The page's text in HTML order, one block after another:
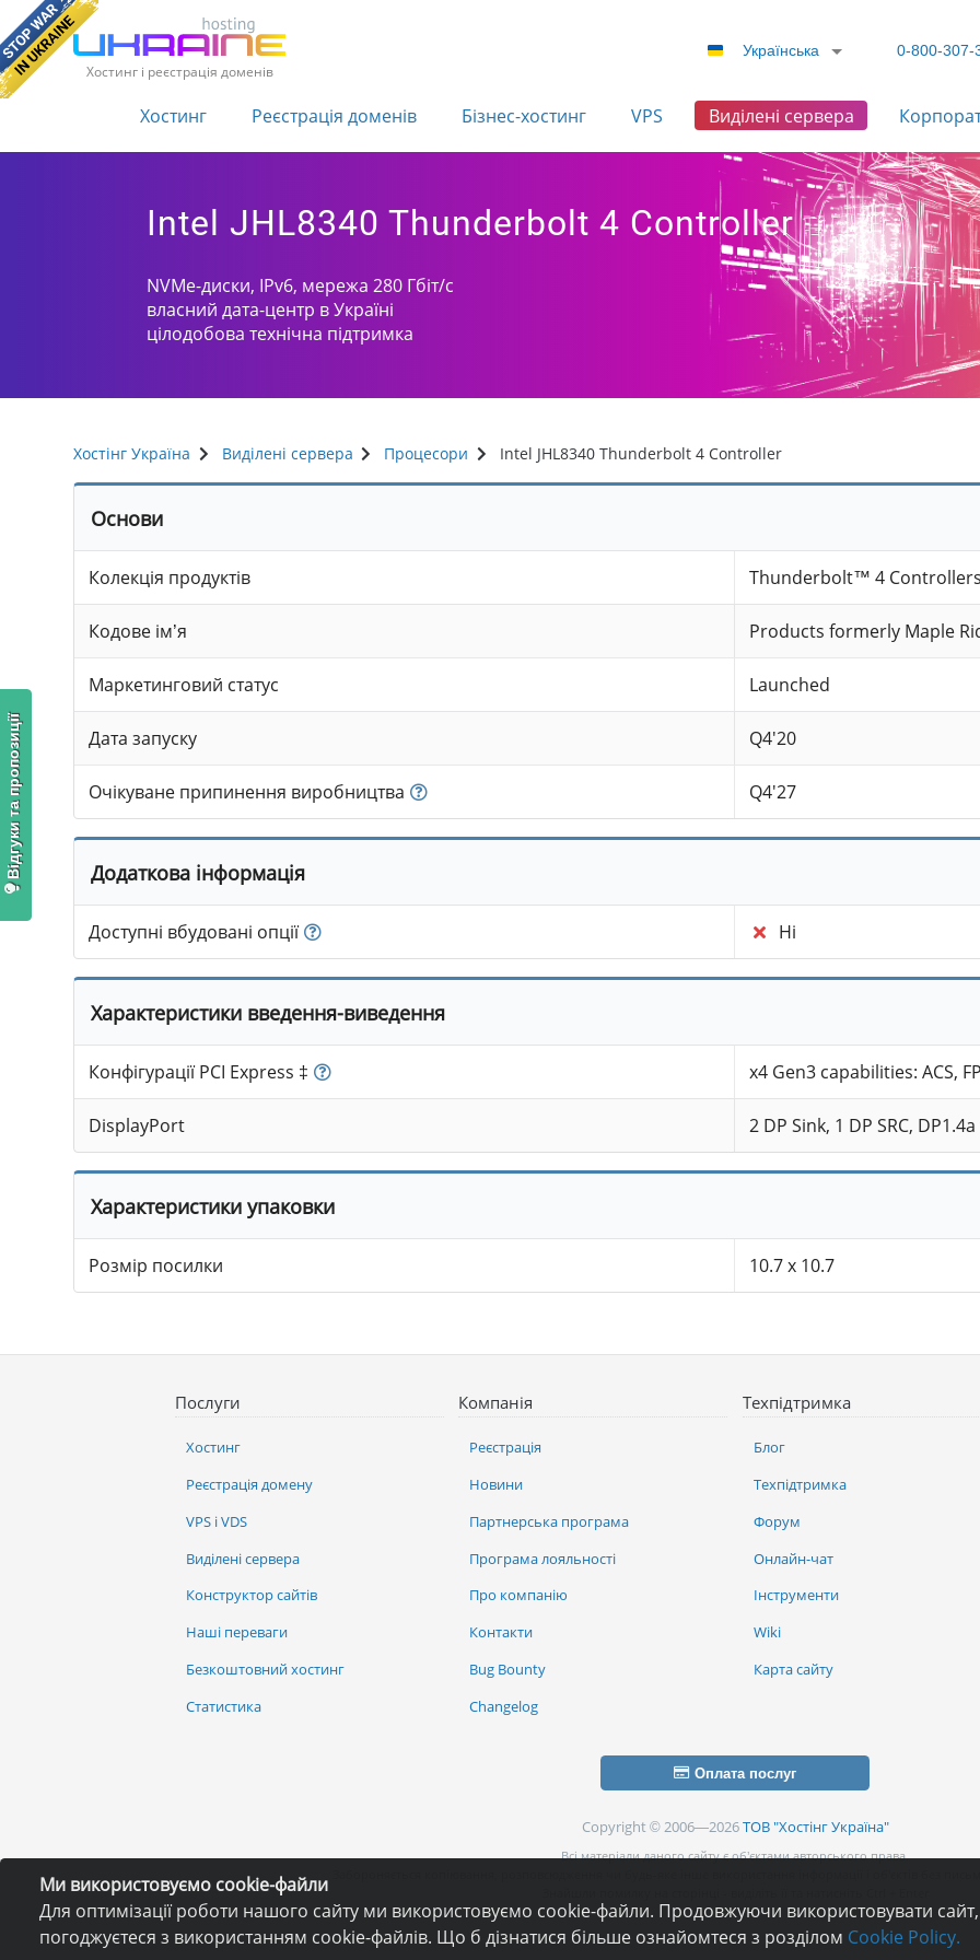
Ми використовуємо cookie-файли
Для оптимізації роботи нашого сайту ми використовуємо cookie-файли. Продовжуючи використовувати
погоджуєтеся з використанням cookie-файлів. Що б дізнатися більше ознайомтеся з розділом Cookie Policy.
Хостинг і реєстрація доменів
Українська 0-800-307-
Хостинг Реєстрація доменів Бізнес-хостинг VPS Виділені сервера
Intel JHL8340 Thunderbolt 4 Controller
NVMe-диски, IPv6, мережа 280 Гбіт/с
власний дата-центр в Україні
цілодобова технічна підтримка
Хостінг Україна Виділені сервера Процесори Intel JHL8340 Thunderbolt 4 Controller
Основи
Колекція продуктів Thunderbolt™ 4 Controllers
Кодове ім’я Products formerly Maple
Маркетинговий статус Launched
Дата запуску Q4'20
Очікуване припинення виробництва Q4'27
Додаткова інформація
Доступні вбудовані опції Ні
Характеристики введення-виведення
Конфігурації PCI Express ‡ x4 Gen3 capabilities: ACS,
DisplayPort 2 DP Sink, 1 DP SRC,
Характеристики упаковки
Розмір посилки 10.7 x 10.7
Послуги
Хостинг
Реєстрація домену
VPS і VDS
Виділені сервера
Конструктор сайтів
Наші переваги
Безкоштовний хостинг
Статистика
Компанія
Реєстрація
Новини
Партнерська програма
Програма лояльності
Про компанію
Контакти
Bug Bounty
Changelog
Техпідтримка
Блог
Техпідтримка
Форум
Онлайн-чат
Інструменти
Wiki
Карта сайту
Оплата послуг
Copyright © 2006—2026ТОВ "Хостінг Україна"
Всі матеріали даного сайту є об’єктами авторського права.
Відгуки та пропозиції